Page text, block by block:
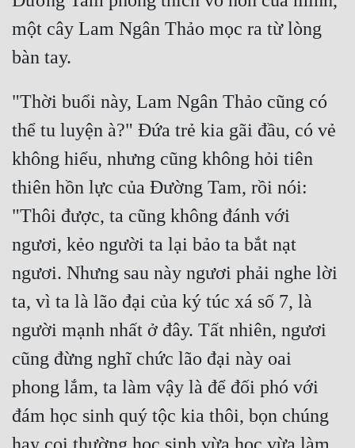
một cây Lam Ngân Thảo mọc ra từ lòng
"Thời buổi này, Lam Ngân Thảo cũng có
thể tu luyện à?" Đứa trẻ kia gãi đầu, có vẻ
không hiểu, nhưng cũng không hỏi tiên
thiên hồn lực của Đường Tam, rồi nói:
"Thôi được, ta cũng không đánh với
ngươi, kẻo người ta lại bảo ta bắt nạt
ngươi. Nhưng sau này ngươi phải nghe lời
ta, vì ta là lão đại của ký túc xá số 7, là
người mạnh nhất ở đây. Tất nhiên, ngươi
cũng đừng nghĩ chức lão đại này oai
phong lắm, ta làm vậy là để đối phó với
đám học sinh quý tộc kia thôi, bọn chúng